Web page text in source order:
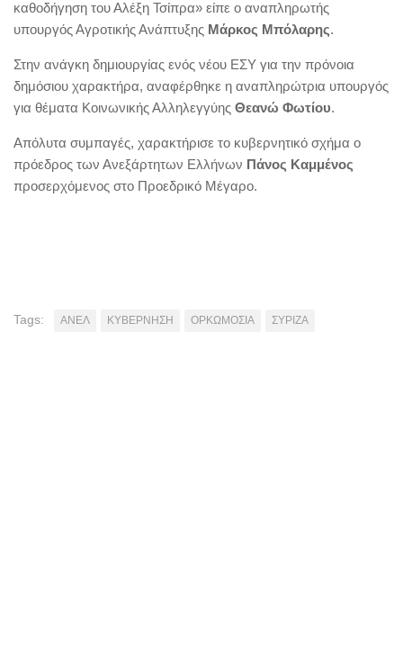
καθοδήγηση του Αλέξη Τσίπρα» είπε ο αναπληρωτής
υπουργός Αγροτικής Ανάπτυξης Μάρκος Μπόλαρης.
Στην ανάγκη δημιουργίας ενός νέου ΕΣΥ για την πρόνοια
δημόσιου χαρακτήρα, αναφέρθηκε η αναπληρώτρια υπουργός
για θέματα Κοινωνικής Αλληλεγγύης Θεανώ Φωτίου.
Απόλυτα συμπαγές, χαρακτήρισε το κυβερνητικό σχήμα ο
πρόεδρος των Ανεξάρτητων Ελλήνων Πάνος Καμμένος
προσερχόμενος στο Προεδρικό Μέγαρο.
Tags: ΑΝΕΛ ΚΥΒΕΡΝΗΣΗ ΟΡΚΩΜΟΣΙΑ ΣΥΡΙΖΑ